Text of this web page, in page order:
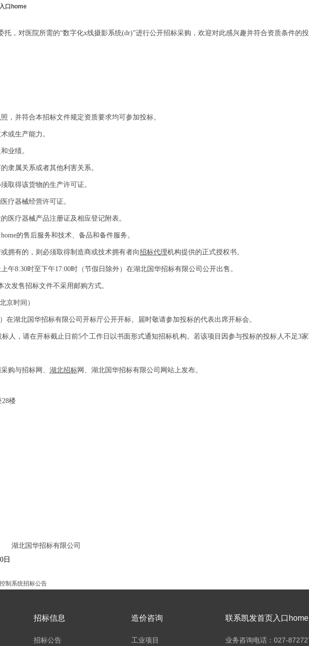
口home
，对医院所需的“数字化x线摄影系统(dr)”进行公开招标采购，欢迎对此感兴趣并符合资质条件的投
，并符合本招标文件规定资质要求均可参加投标。
或生产能力。
业绩。
隶属关系或者其他利害关系。
取得该货物的生产许可证。
疗器械经营许可证。
医疗器械产品注册证及相应登记附表。
的售后服务和技术、备品和备件服务。
拥有的，则必须取得制造商或技术拥有者向招标代理机构提供的正式授权书。
午8:30时至下午17:00时（节假日除外）在湖北国华招标有限公司公开出售。
次发售招标文件不采用邮购方式。
京时间）
在湖北国华招标有限公司开标厅公开开标。届时敬请参加投标的代表出席开标会。
人，请在开标截止日前5个工作日以书面形式通知招标机构。若该项目因参与投标的投标人不足3
购与招标网、 湖北招标网、湖北国华招标有限公司网站上发布。
楼
湖北国华招标有限公司
日
制系统招标公告
招标信息
招标公告
造价咨询
工业项目
联系凯发首页入口home
业务咨询电话：027-